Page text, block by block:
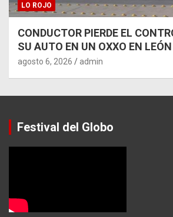
LO ROJO
CONDUCTOR PIERDE EL
SU AUTO EN UN OXXO EN LEÓN
agosto 6, 2026 admin
Festival del Globo